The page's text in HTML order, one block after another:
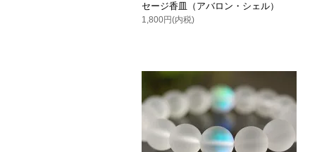
セージ香皿（アバロン・シェル）
1,800円(内税)